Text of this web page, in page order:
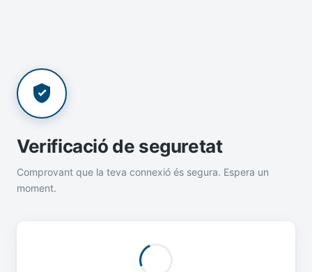
Verificació de seguretat
Comprovant que la teva connexió és segura. Espera un
moment.